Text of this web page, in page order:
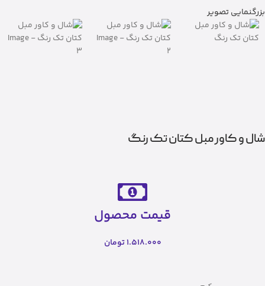
بزرگنمایی تصویر
شال و کاور مبل کتان تک رنگ
قیمت محصول
1.518.000 تومان